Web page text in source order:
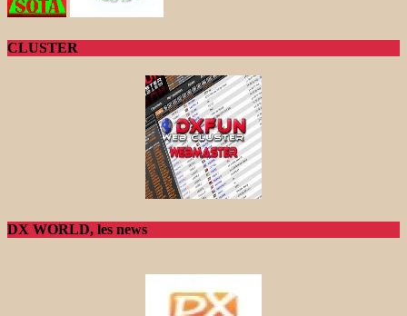
CLUSTER
DX WORLD, les news